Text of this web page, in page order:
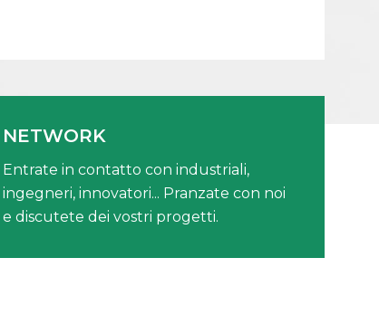
NETWORK
Entrate in contatto con industriali,
ingegneri, innovatori... Pranzate con noi
e discutete dei vostri progetti.